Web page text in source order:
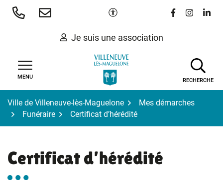
Aller
Paramètres d'accessibilité
Lien vers le
Lien vers
Lien
Je suis une association
MENU
RECHERCHE
Ville de Villeneuve-lès-Maguelone
Mes démarches
Funéraire
Certificat d’hérédité
Certificat d’hérédité